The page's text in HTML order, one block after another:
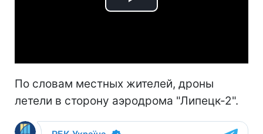
Play
По словам местных жителей, дроны
летели в сторону аэродрома "Липецк-2".